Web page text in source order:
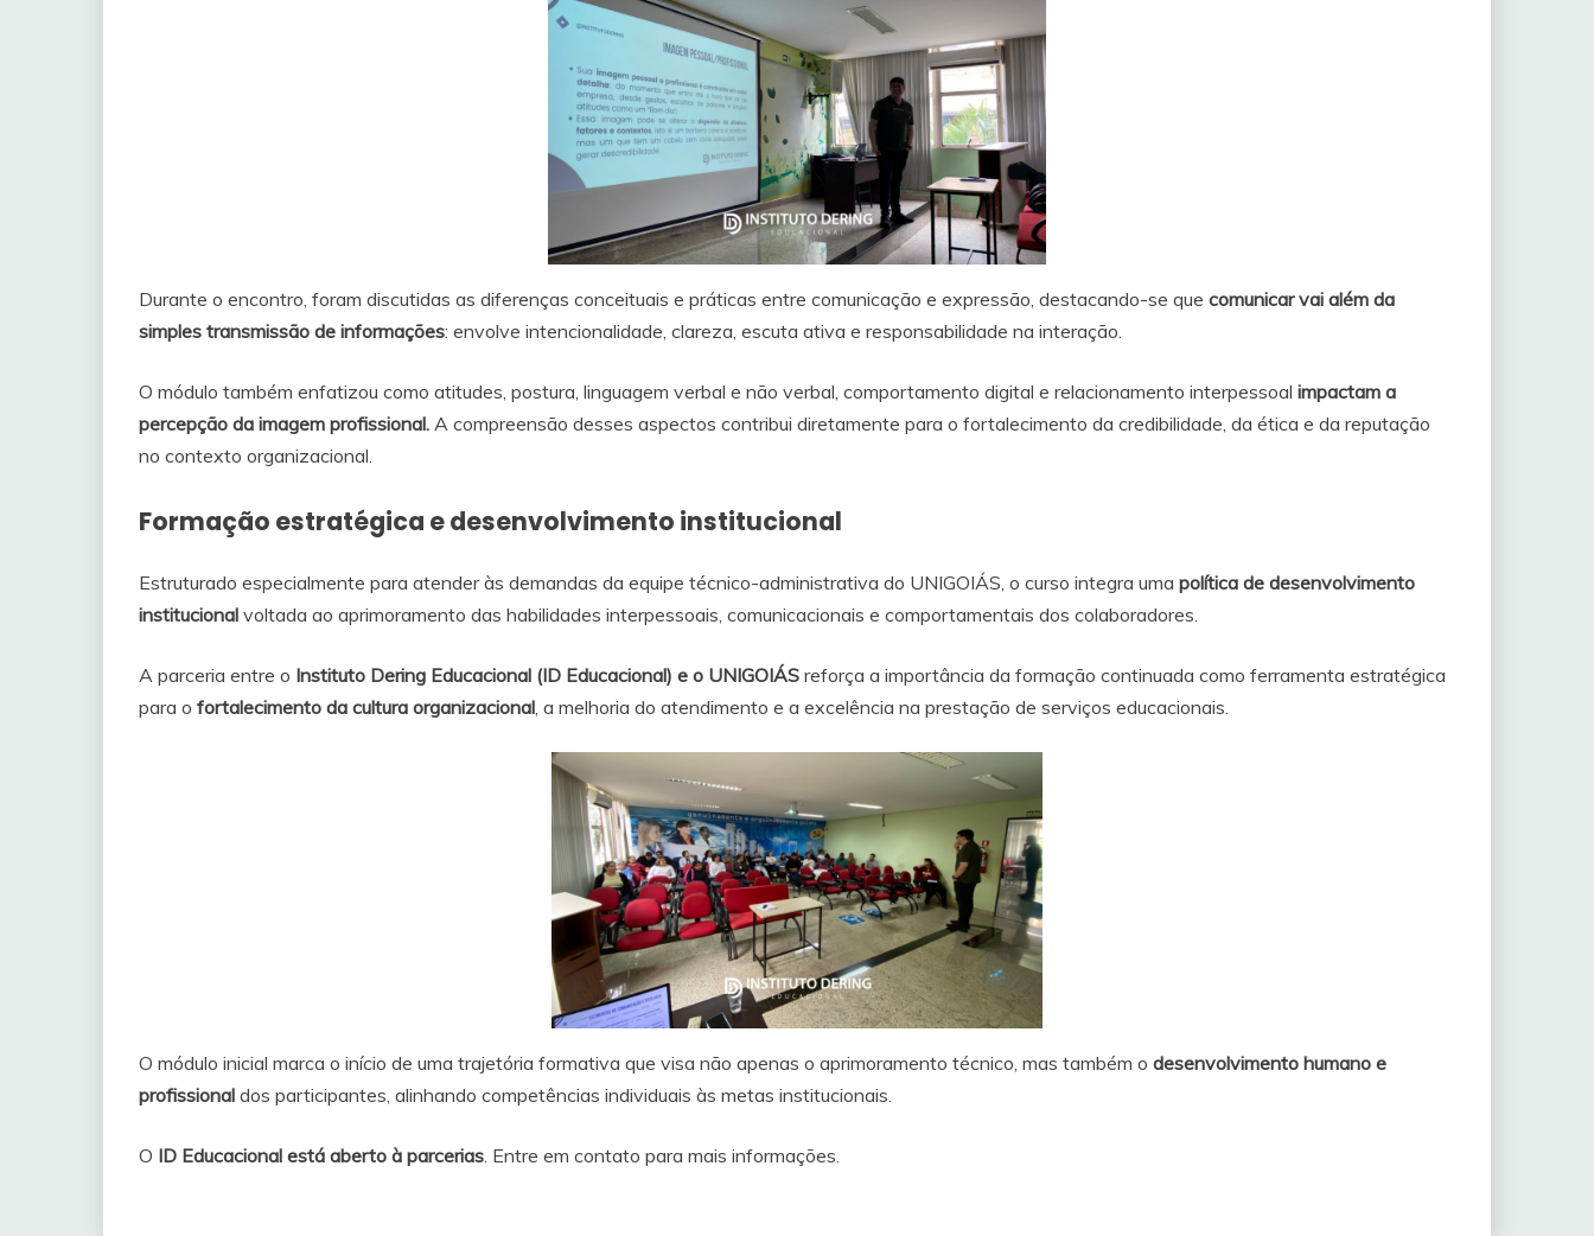
Durante o encontro, foram discutidas as diferenças conceituais e práticas entre comunicação e expressão, destacando-se que comunicar vai além da
simples transmissão de informações: envolve intencionalidade, clareza, escuta ativa e responsabilidade na interação.
O módulo também enfatizou como atitudes, postura, linguagem verbal e não verbal, comportamento digital e relacionamento interpessoal impactam a
percepção da imagem profissional. A compreensão desses aspectos contribui diretamente para o fortalecimento da credibilidade, da ética e da reputação
no contexto organizacional.
Formação estratégica e desenvolvimento institucional
Estruturado especialmente para atender às demandas da equipe técnico-administrativa do UNIGOIÁS, o curso integra uma política de desenvolvimento
institucional voltada ao aprimoramento das habilidades interpessoais, comunicacionais e comportamentais dos colaboradores.
A parceria entre o Instituto Dering Educacional (ID Educacional) e o UNIGOIÁS reforça a importância da formação continuada como ferramenta estratégica
para o fortalecimento da cultura organizacional , a melhoria do atendimento e a excelência na prestação de serviços educacionais.
O módulo inicial marca o início de uma trajetória formativa que visa não apenas o aprimoramento técnico, mas também o desenvolvimento humano e
profissional dos participantes, alinhando competências individuais às metas institucionais.
O ID Educacional está aberto à parcerias . Entre em contato para mais informações.